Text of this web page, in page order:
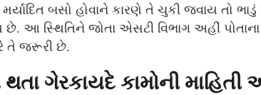
બસો હોવાને કારણે તે ચુકી જવાય તો
આ સ્થિતિને જોતા એસટી વિભાગ અહીં પોતાના
તે જરૂરી છે.
ગેરકાયદે કામોની માહિતી